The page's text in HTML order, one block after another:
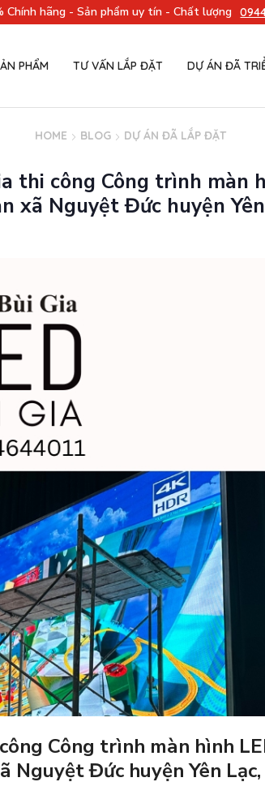
Chính hãng - Sản phẩm uy tín - Chất lượng
PHẨM TƯ VẤN LẮP ĐẶT DỰ ÁN ĐÃ
HOME BLOG DỰ ÁN ĐÃ LẮP ĐẶT
thi công Công trình màn
xã Nguyệt Đức huyện
Công trình màn hình
Nguyệt Đức huyện Yên